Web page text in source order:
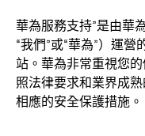
華為服務支持”是由華
“我們”或“華為”）運
站。華為非常重視您
照法律要求和業界成
相應的安全保護措施。